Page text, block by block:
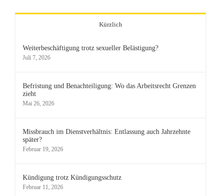
Kürzlich
Weiterbeschäftigung trotz sexueller Belästigung?
Juli 7, 2026
Befristung und Benachteiligung: Wo das Arbeitsrecht Grenzen
zieht
Mai 26, 2026
Missbrauch im Dienstverhältnis: Entlassung auch Jahrzehnte
später?
Februar 19, 2026
Kündigung trotz Kündigungsschutz
Februar 11, 2026